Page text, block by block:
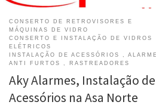
CONSERTO DE RETROVISORES E
MÁQUINAS DE VIDRO
CONSERTO E INSTALAÇÃO DE VIDROS
ELÉTRICOS
INSTALAÇÃO DE ACESSÓRIOS ,
ANTI FURTOS , RASTREADORES
Aky Alarmes, Instalação de
Acessórios na Asa Norte